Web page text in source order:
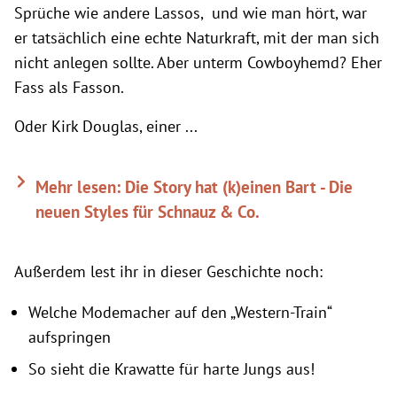
Sprüche wie andere Lassos, und wie man hört, war
er tatsächlich eine echte Naturkraft, mit der man sich
nicht anlegen sollte. Aber unterm Cowboyhemd? Eher
Fass als Fasson.
Oder Kirk Douglas, einer ...
Mehr lesen: Die Story hat (k)einen Bart - Die
neuen Styles für Schnauz & Co.
Außerdem lest ihr in dieser Geschichte noch:
Welche Modemacher auf den „Western-Train“
aufspringen
So sieht die Krawatte für harte Jungs aus!